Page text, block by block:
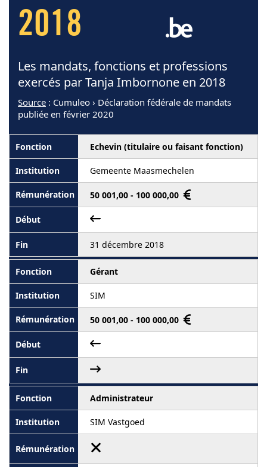
2018
Les mandats, fonctions et professions
exercés par Tanja Imbornone en 2018
Source : Cumuleo › Déclaration fédérale de mandats
publiée en février 2020
Echevin (titulaire ou faisant fonction)
Gemeente Maasmechelen
50 001,00 - 100 000,00
31 décembre 2018
Gérant
SIM
50 001,00 - 100 000,00
Administrateur
SIM Vastgoed